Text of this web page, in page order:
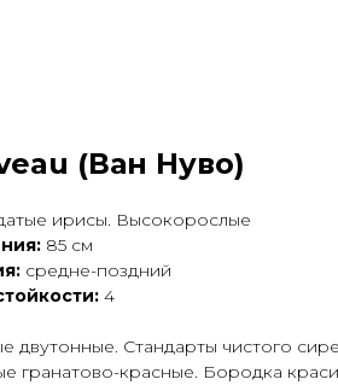
(Ван Нуво)
ирисы. Высокорослые
85 см
средне-поздний
4
двутонные. Стандарты чистого
гранатово-красные. Бородка